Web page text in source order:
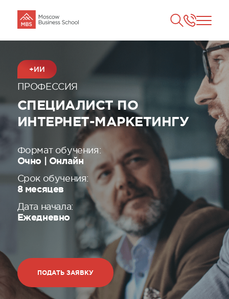
+ИИ
ПРОФЕССИЯ
СПЕЦИАЛИСТ ПО
ИНТЕРНЕТ-МАРКЕТИНГУ
Формат обучения:
Очно | Онлайн
Срок обучения:
8 месяцев
Дата начала:
Ежедневно
ПОДАТЬ ЗАЯВКУ